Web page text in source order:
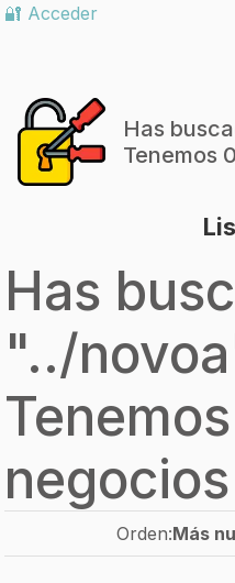
🔐 Acceder
Has
Tenemos
Has
"../novoa
Orden:Más